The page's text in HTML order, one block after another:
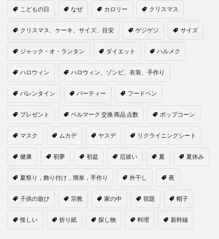
こどもの日 なぜ カロリー クリスマス
クリスマス、ケーキ、サイズ、目安 ゲジゲジ サイズ
ジャック・オ・ランタン ダイエット ハルメク
ハロウィン ハロウィン、ゾンビ、衣装、手作り
バレンタイン パーティー フードペン
プレゼント ベルマーク 交換 商品 点数 ポップコーン
マスク ムカデ ヤスデ リクライニングシート
健康 初夢 初盆 厄祓い 夏 夏休み
夏祭り，飾り付け，簡単，手作り 外干し 夜
子供の遊び 宗教 家の中 宿題 帽子
怪しい 折り紙 探し物 料理 新幹線